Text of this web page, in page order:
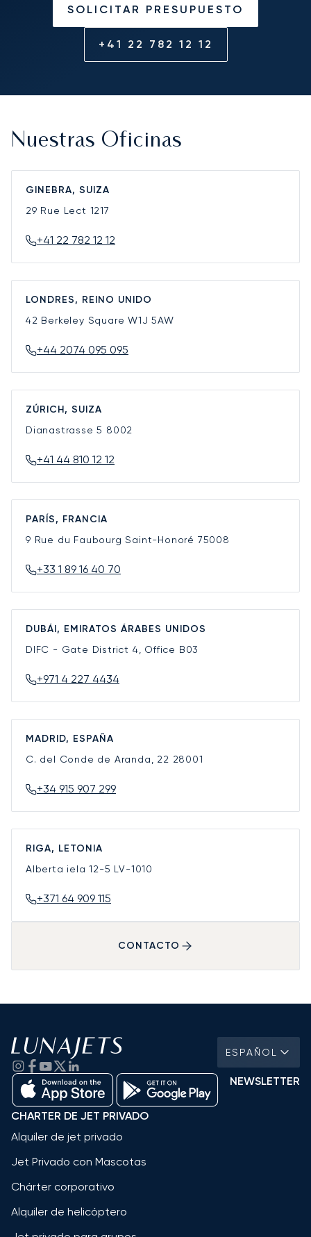
SOLICITAR PRESUPUESTO
+41 22 782 12 12
Nuestras Oficinas
GINEBRA, SUIZA
29 Rue Lect 1217
+41 22 782 12 12
LONDRES, REINO UNIDO
42 Berkeley SquareW1J 5AW
+44 2074 095 095
ZÚRICH, SUIZA
Dianastrasse 5 8002
+41 44 810 12 12
PARÍS, FRANCIA
9 Rue du Faubourg Saint-Honoré 75008
+33 1 89 16 40 70
DUBÁI, EMIRATOS ÁRABES UNIDOS
DIFC - Gate District 4, Office B03
+971 4 227 4434
MADRID, ESPAÑA
C. del Conde de Aranda, 22 28001
+34 915 907 299
RIGA, LETONIA
Alberta iela 12-5 LV-1010
+371 64 909 115
CONTACTO
ESPAÑOL
NEWSLETTER
CHARTER DE JET PRIVADO
Alquiler de jet privado
Jet Privado con Mascotas
Chárter corporativo
Alquiler de helicóptero